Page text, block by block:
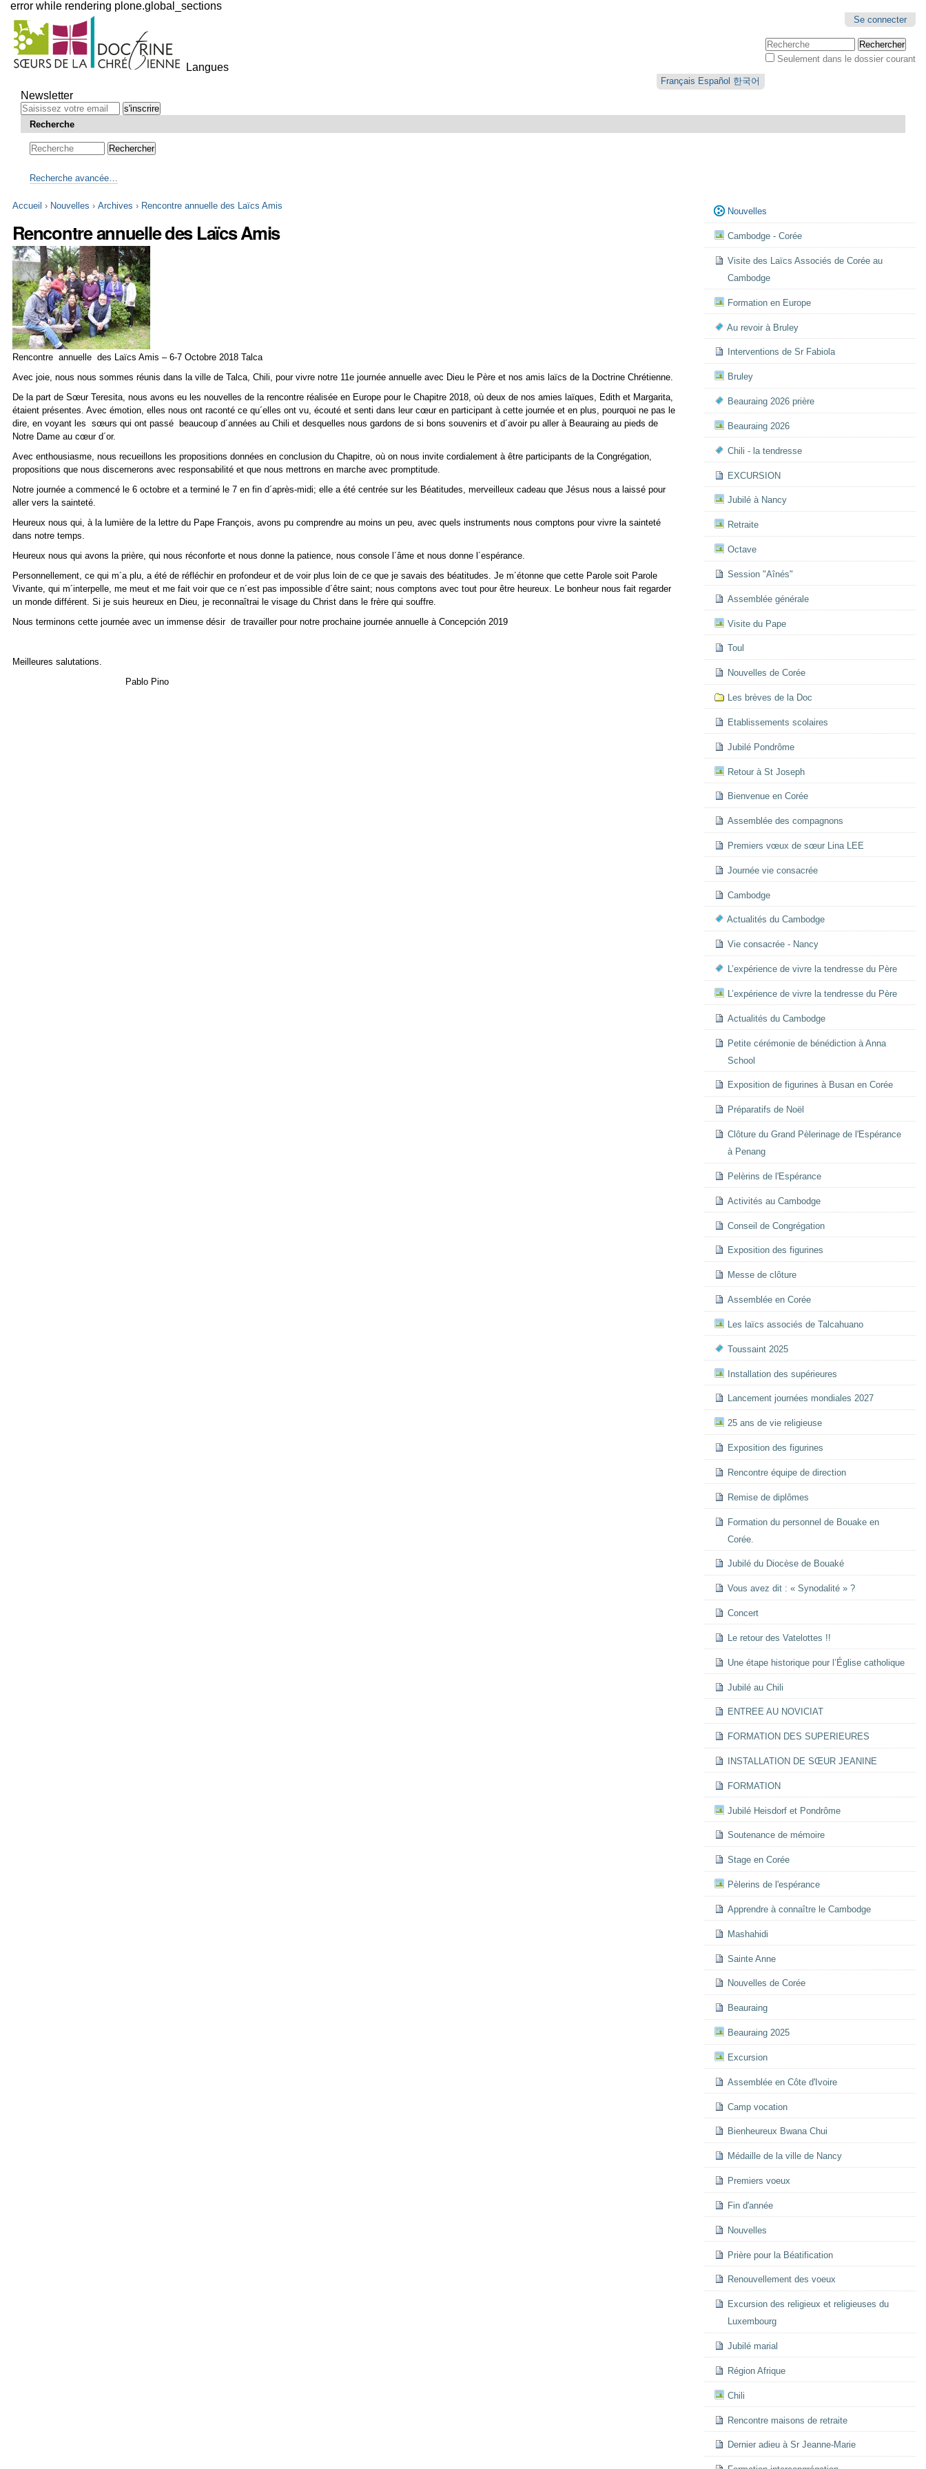
error while rendering plone.global_sections
Outils
personnels
Se connecter
Chercher par
Seulement dans le dossier courant
Langues
Français Español 한국어
au
contenu.
Aller
Newsletter
Recherche
Recherche avancée…
Accueil › Nouvelles ›Archives › Rencontre annuelle des Laïcs Amis
Rencontre annuelle des Laïcs Amis
Rencontre annuelle des Laïcs Amis – 6-7 Octobre 2018 Talca
Avec joie, nous nous sommes réunis dans la ville de Talca, Chili, pour vivre notre 11e journée annuelle avec Dieu le Père et nos amis laïcs de la Doctrine Chrétienne.
De la part de Sœur Teresita, nous avons eu les nouvelles de la rencontre réalisée en Europe pour le Chapitre 2018, où deux de nos amies laïques, Edith et Margarita,
étaient présentes. Avec émotion, elles nous ont raconté ce qu´elles ont vu, écouté et senti dans leur cœur en participant à cette journée et en plus, pourquoi ne pas le
dire, en voyant les sœurs qui ont passé beaucoup d´années au Chili et desquelles nous gardons de si bons souvenirs et d´avoir pu aller à Beauraing au pieds de
Notre Dame au cœur d´or.
Avec enthousiasme, nous recueillons les propositions données en conclusion du Chapitre, où on nous invite cordialement à être participants de la Congrégation,
propositions que nous discernerons avec responsabilité et que nous mettrons en marche avec promptitude.
Notre journée a commencé le 6 octobre et a terminé le 7 en fin d´après-midi; elle a été centrée sur les Béatitudes, merveilleux cadeau que Jésus nous a laissé pour
aller vers la sainteté.
Heureux nous qui, à la lumière de la lettre du Pape François, avons pu comprendre au moins un peu, avec quels instruments nous comptons pour vivre la sainteté
dans notre temps.
Heureux nous qui avons la prière, qui nous réconforte et nous donne la patience, nous console l´âme et nous donne l´espérance.
Personnellement, ce qui m´a plu, a été de réfléchir en profondeur et de voir plus loin de ce que je savais des béatitudes. Je m´étonne que cette Parole soit Parole
Vivante, qui m´interpelle, me meut et me fait voir que ce n´est pas impossible d´être saint; nous comptons avec tout pour être heureux. Le bonheur nous fait regarder
un monde différent. Si je suis heureux en Dieu, je reconnaîtrai le visage du Christ dans le frère qui souffre.
Nous terminons cette journée avec un immense désir de travailler pour notre prochaine journée annuelle à Concepción 2019
Meilleures salutations.
Pablo Pino
Navigation
Nouvelles
Cambodge - Corée
Visite des Laïcs Associés de Corée au
Cambodge
Formation en Europe
Au revoir à Bruley
Interventions de Sr Fabiola
Bruley
Beauraing 2026 prière
Beauraing 2026
Chili - la tendresse
EXCURSION
Jubilé à Nancy
Retraite
Octave
Session "Aînés"
Assemblée générale
Visite du Pape
Toul
Nouvelles de Corée
Les brèves de la Doc
Etablissements scolaires
Jubilé Pondrôme
Retour à St Joseph
Bienvenue en Corée
Assemblée des compagnons
Premiers vœux de sœur Lina LEE
Journée vie consacrée
Cambodge
Actualités du Cambodge
Vie consacrée - Nancy
L’expérience de vivre la tendresse du Père
L’expérience de vivre la tendresse du Père
Actualités du Cambodge
Petite cérémonie de bénédiction à Anna
School
Exposition de figurines à Busan en Corée
Préparatifs de Noël
Clôture du Grand Pèlerinage de l'Espérance
à Penang
Pelèrins de l'Espérance
Activités au Cambodge
Conseil de Congrégation
Exposition des figurines
Messe de clôture
Assemblée en Corée
Les laïcs associés de Talcahuano
Toussaint 2025
Installation des supérieures
Lancement journées mondiales 2027
25 ans de vie religieuse
Exposition des figurines
Rencontre équipe de direction
Remise de diplômes
Formation du personnel de Bouake en
Corée.
Jubilé du Diocèse de Bouaké
Vous avez dit : « Synodalité » ?
Concert
Le retour des Vatelottes !!
Une étape historique pour l’Église catholique
Jubilé au Chili
ENTREE AU NOVICIAT
FORMATION DES SUPERIEURES
INSTALLATION DE SŒUR JEANINE
FORMATION
Jubilé Heisdorf et Pondrôme
Soutenance de mémoire
Stage en Corée
Pèlerins de l'espérance
Apprendre à connaître le Cambodge
Mashahidi
Sainte Anne
Nouvelles de Corée
Beauraing
Beauraing 2025
Excursion
Assemblée en Côte d'Ivoire
Camp vocation
Bienheureux Bwana Chui
Médaille de la ville de Nancy
Premiers voeux
Fin d'année
Nouvelles
Prière pour la Béatification
Renouvellement des voeux
Excursion des religieux et religieuses du
Luxembourg
Jubilé marial
Région Afrique
Chili
Rencontre maisons de retraite
Dernier adieu à Sr Jeanne-Marie